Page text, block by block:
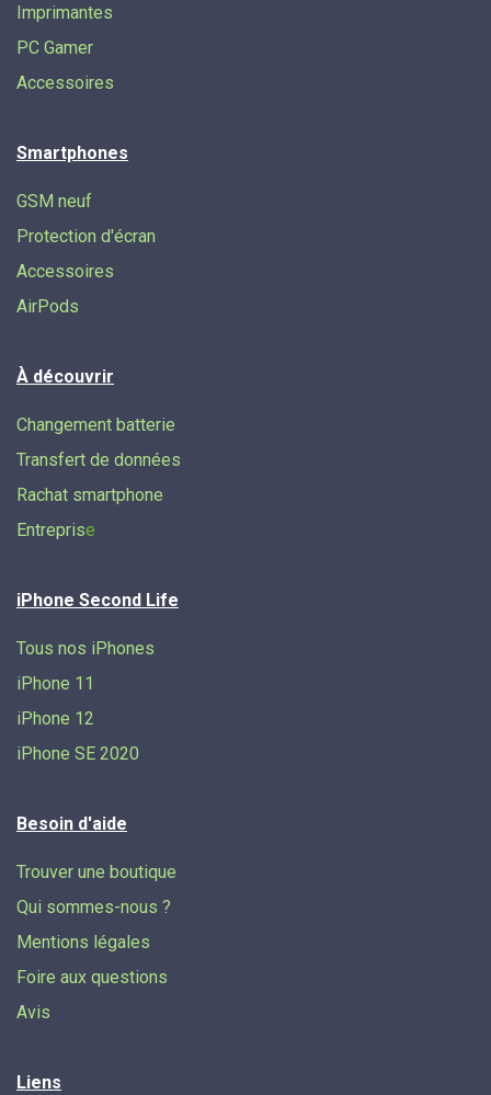
Imprimantes
PC Gamer
Accessoires
Smartphones
GSM neuf
Protection d'écran
Accessoires
AirPods
À découvrir
Changement batterie
Transfert de données​
Rachat smartphone
Entreprise
iPhone Second Life
Tous nos iPhones
iPhone 11
iPhone 12
iPhone SE 2020
Besoin d'aide
Trouver une boutique
Qui sommes-nous ?
Mentions légales
Foire aux questions
Avis
Liens